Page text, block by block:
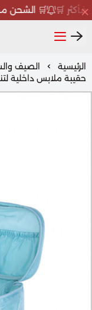
🛒 الشحن مجانا
الرئيسية
الصيف
حقيبة ملابس داخلية